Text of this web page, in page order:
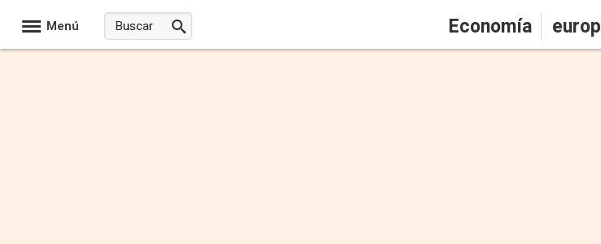
Menú Economía